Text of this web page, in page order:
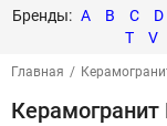
A B C D
T
V
Главная /